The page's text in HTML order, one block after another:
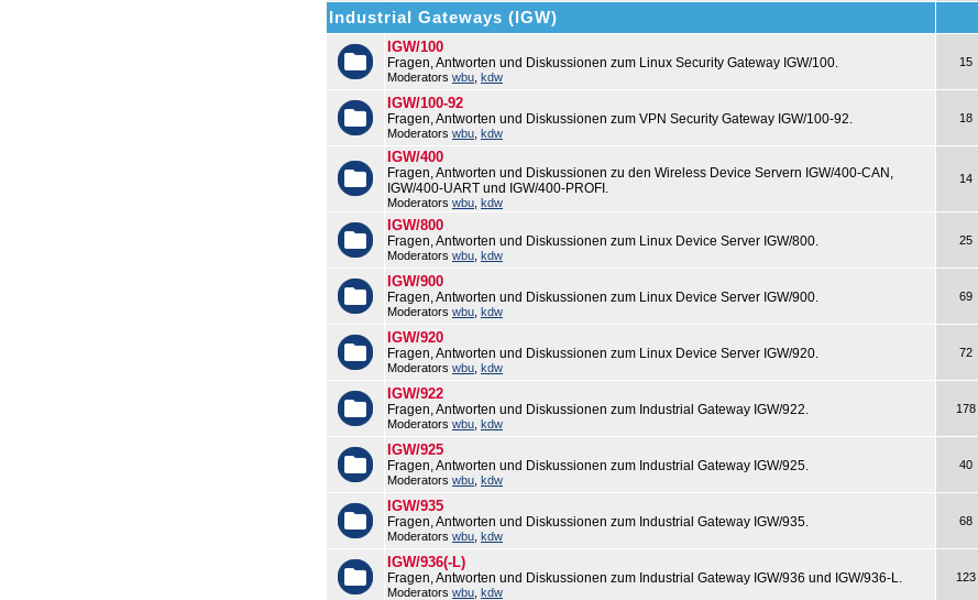
Industrial Gateways (IGW)
IGW/100
Fragen, Antworten und Diskussionen zum Linux Security Gateway IGW/100.
Moderators wbu kdw
15
IGW/100-92
Fragen, Antworten und Diskussionen zum VPN Security Gateway IGW/100-92.
Moderators wbu kdw
18
IGW/400
Fragen, Antworten und Diskussionen zu den Wireless Device Servern IGW/400-CAN,
IGW/400-UART und IGW/400-PROFI.
Moderators wbu kdw
14
IGW/800
Fragen, Antworten und Diskussionen zum Linux Device Server IGW/800.
Moderators wbu kdw
25
IGW/900
Fragen, Antworten und Diskussionen zum Linux Device Server IGW/900.
Moderators wbu kdw
69
IGW/920
Fragen, Antworten und Diskussionen zum Linux Device Server IGW/920.
Moderators wbu kdw
72
IGW/922
Fragen, Antworten und Diskussionen zum Industrial Gateway IGW/922.
Moderators wbu kdw
178
IGW/925
Fragen, Antworten und Diskussionen zum Industrial Gateway IGW/925.
Moderators wbu kdw
40
IGW/935
Fragen, Antworten und Diskussionen zum Industrial Gateway IGW/935.
Moderators wbu kdw
68
IGW/936(-L)
Fragen, Antworten und Diskussionen zum Industrial Gateway IGW/936 und IGW/936-L.
Moderators wbu kdw
123